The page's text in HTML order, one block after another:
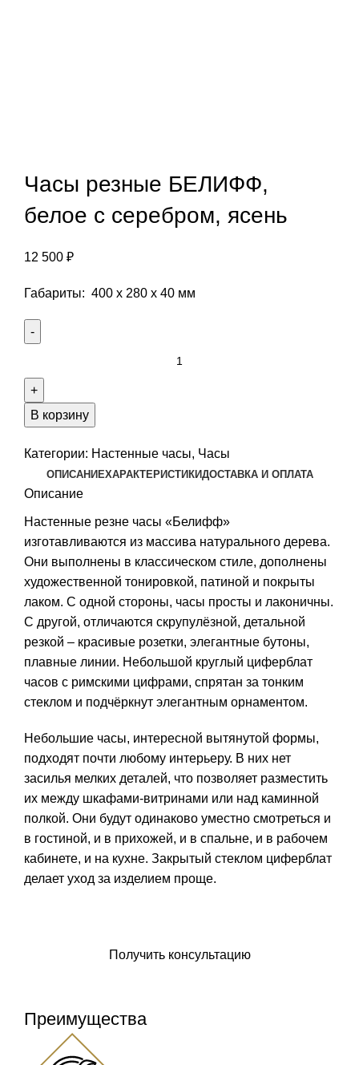
Часы резные БЕЛИФФ,
белое с серебром, ясень
12 500 ₽
Габариты: 400 х 280 х 40 мм
резные
БЕЛИФФ,
с
серебром,
ясень
В корзину
Категории: Настенные часы, Часы
ОПИСАНИЕХАРАКТЕРИСТИКИДОСТАВКА И ОПЛАТА
Описание
Настенные резне часы «Белифф»
изготавливаются из массива натурального дерева.
Они выполнены в классическом стиле, дополнены
художественной тонировкой, патиной и покрыты
лаком. С одной стороны, часы просты и лаконичны.
С другой, отличаются скрупулёзной, детальной
резкой – красивые розетки, элегантные бутоны,
плавные линии. Небольшой круглый циферблат
часов с римскими цифрами, спрятан за тонким
стеклом и подчёркнут элегантным орнаментом.
Небольшие часы, интересной вытянутой формы,
подходят почти любому интерьеру. В них нет
засилья мелких деталей, что позволяет разместить
их между шкафами-витринами или над каминной
полкой. Они будут одинаково уместно смотреться и
в гостиной, и в прихожей, и в спальне, и в рабочем
кабинете, и на кухне. Закрытый стеклом циферблат
делает уход за изделием проще.
Получить консультацию
Преимущества